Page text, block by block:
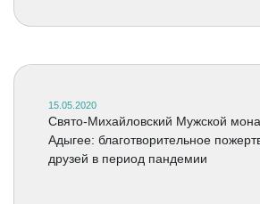
15.05.2020
Свято-Михайловский Мужской
Адыгее: благотворительное
друзей в период пандемии